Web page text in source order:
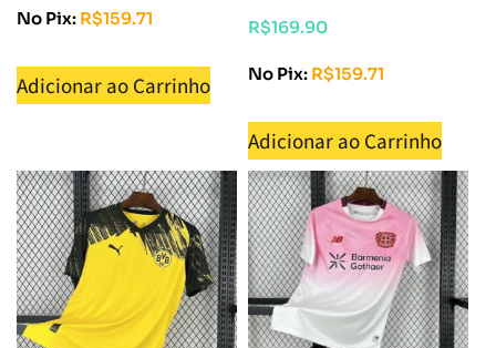
No Pix: R$159.71
Adicionar ao Carrinho
R$169.90
No Pix: R$159.71
Adicionar ao Carrinho